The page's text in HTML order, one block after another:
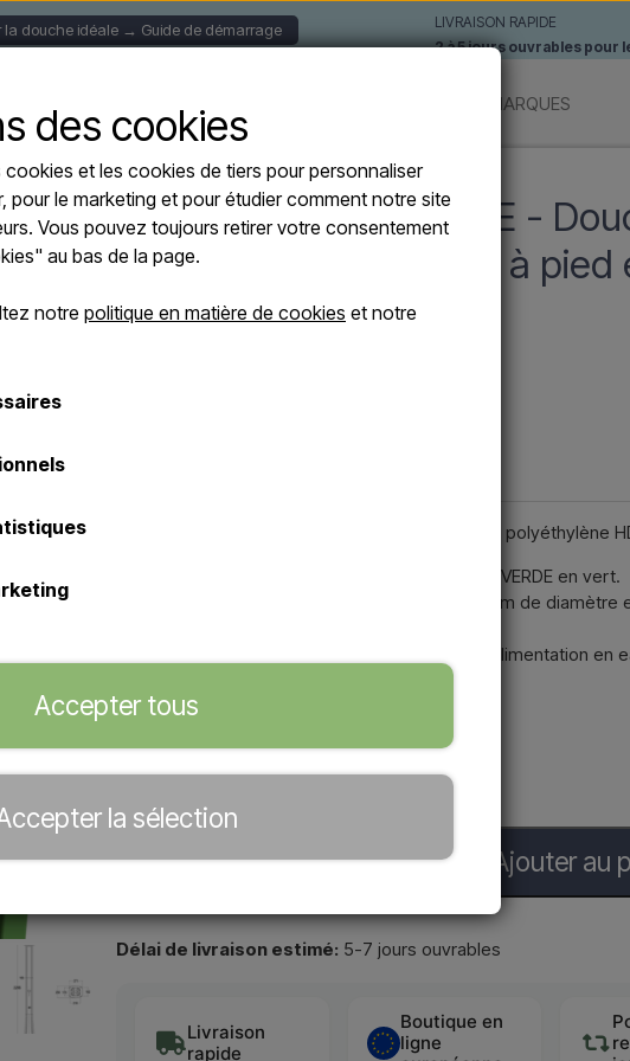
la douche idéale → Guide de démarrage
LIVRAISON RAPIDE
2 à 5 jours ouvrables pour
MARQUES
solaire avec douchette à pied en vert - 40 litres
Sined SOLE XXL VERDE -
solaire avec douchette à pied
40 litres
Douche solaire extérieure élégante en plastique polyéthylène
Douche solaire d'extérieur SINED SOLE XXL VERDE en vert.
Douche avec pommeau de douche de 20 cm de diamètre
Capacité de 40 litres d'eau chauffée avec alimentation en
Concessionnaire officiel de
− + Ajouter au
Délai de livraison estimé: 5-7 jours ouvrables
Livraison
rapide
Boutique en
ligne
des cookies
et les cookies de tiers pour personnaliser
pour le marketing et pour étudier comment notre site
Vous pouvez toujours retirer votre consentement
au bas de la page.
notre politique en matière de cookies et notre
Accepter tous
la sélection